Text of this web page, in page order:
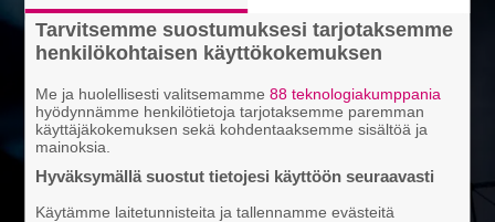
Tarvitsemme suostumuksesi tarjotaksemme
henkilökohtaisen käyttökokemuksen
Me ja huolellisesti valitsemamme88 teknologiakumppania
hyödynnämme henkilötietoja tarjotaksemme paremman
käyttäjäkokemuksen sekä kohdentaaksemme sisältöä ja
mainoksia.
Hyväksymällä suostut tietojesi käyttöön seuraavasti
Käytämme laitetunnisteita ja tallennamme evästeitä